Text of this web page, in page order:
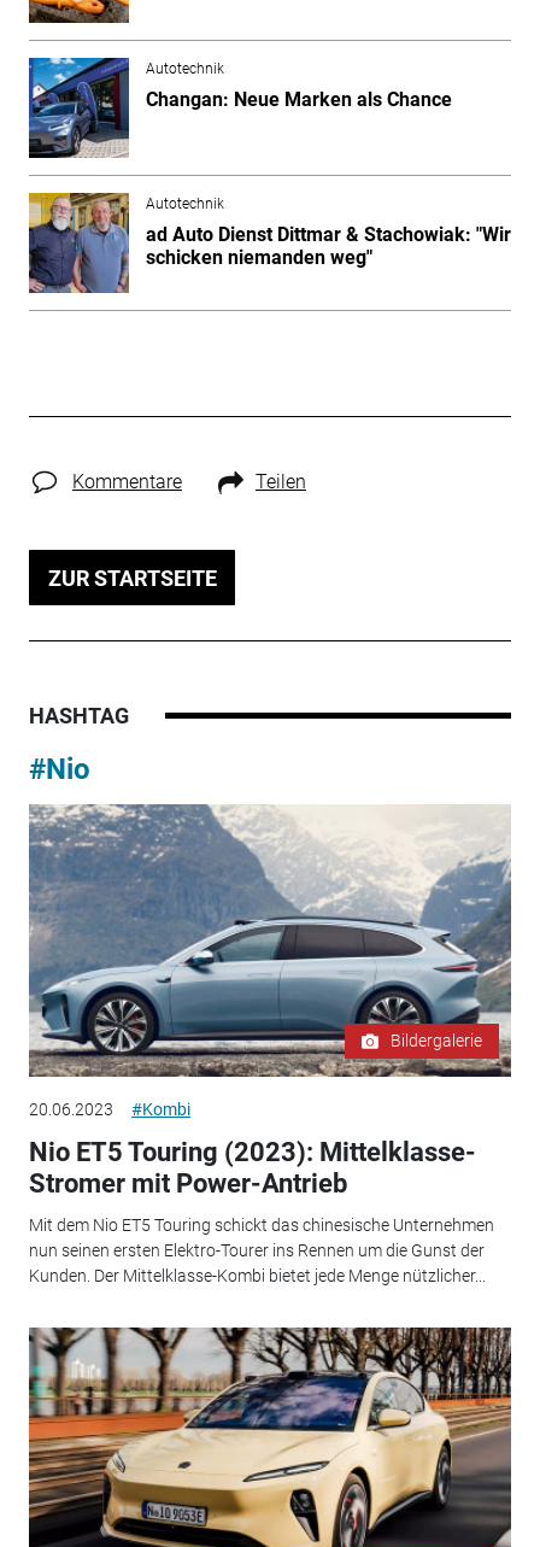
Autotechnik
Changan: Neue Marken als Chance
Autotechnik
ad Auto Dienst Dittmar & Stachowiak: "Wir
schicken niemanden weg"
Kommentare Teilen
ZUR STARTSEITE
HASHTAG
#Nio
Bildergalerie
20.06.2023 #Kombi
Nio ET5 Touring (2023): Mittelklasse-
Stromer mit Power-Antrieb
Mit dem Nio ET5 Touring schickt das chinesische Unternehmen
nun seinen ersten Elektro-Tourer ins Rennen um die Gunst der
Kunden. Der Mittelklasse-Kombi bietet jede Menge nützlicher...